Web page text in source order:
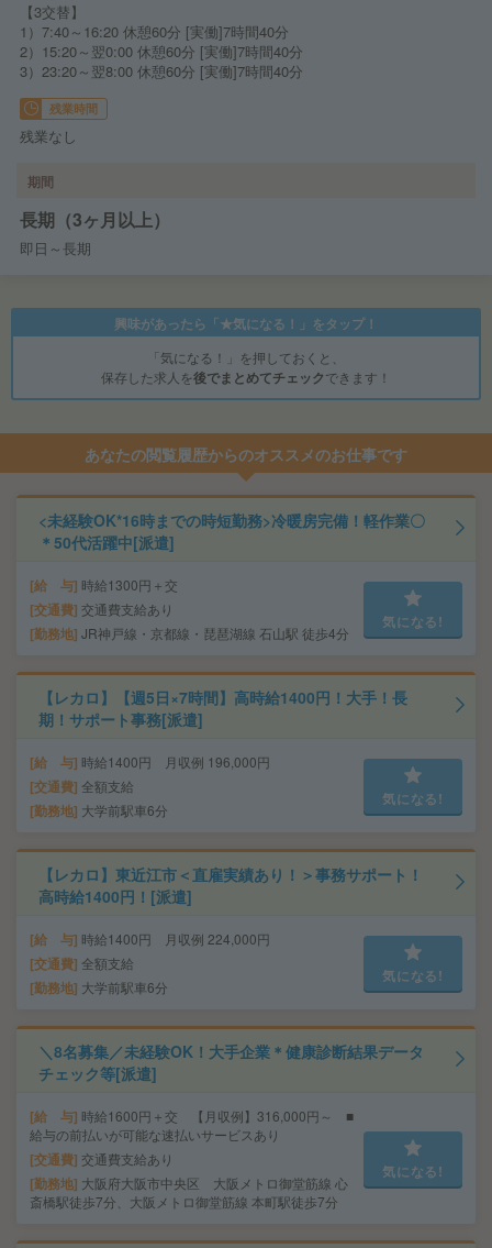
【3交替】
1）7:40～16:20 休憩60分 [実働]7時間40分
2）15:20～翌0:00 休憩60分 [実働]7時間40分
3）23:20～翌8:00 休憩60分 [実働]7時間40分
残業時間
残業なし
期間
長期（3ヶ月以上）
即日～長期
興味があったら「★気になる！」をタップ！
「気になる！」を押しておくと、
保存した求人を後でまとめてチェックできます！
あなたの閲覧履歴からのオススメのお仕事です
<未経験OK*16時までの時短勤務>冷暖房完備！軽作業〇
＊50代活躍中[派遣]
給 与 時給1300円＋交
交通費 交通費支給あり
勤務地 JR神戸線・京都線・琵琶湖線 石山駅 徒歩4分
気になる!
【レカロ】【週5日×7時間】高時給1400円！大手！長
期！サポート事務[派遣]
給 与 時給1400円 月収例 196,000円
交通費 全額支給
勤務地 大学前駅車6分
気になる!
【レカロ】東近江市＜直雇実績あり！＞事務サポート！
高時給1400円！[派遣]
給 与 時給1400円 月収例 224,000円
交通費 全額支給
勤務地 大学前駅車6分
気になる!
＼8名募集／未経験OK！大手企業＊健康診断結果データ
チェック等[派遣]
給 与 時給1600円＋交 【月収例】316,000円～ ■
給与の前払いが可能な速払いサービスあり
交通費 交通費支給あり
勤務地 大阪府大阪市中央区 大阪メトロ御堂筋線 心
斎橋駅徒歩7分、大阪メトロ御堂筋線 本町駅徒歩7分
気になる!